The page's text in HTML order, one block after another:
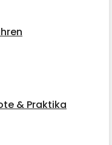
& Praktika